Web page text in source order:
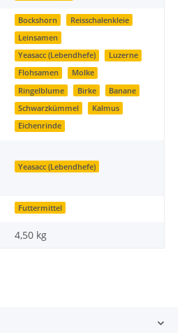
Bockshorn
Reisschalenkleie
Leinsamen
Yeasacc (Lebendhefe)
Luzerne
Flohsamen
Molke
Ringelblume
Birke
Banane
Schwarzkümmel
Kalmus
Eichenrinde
Yeasacc (Lebendhefe)
Futtermittel
4,50 kg